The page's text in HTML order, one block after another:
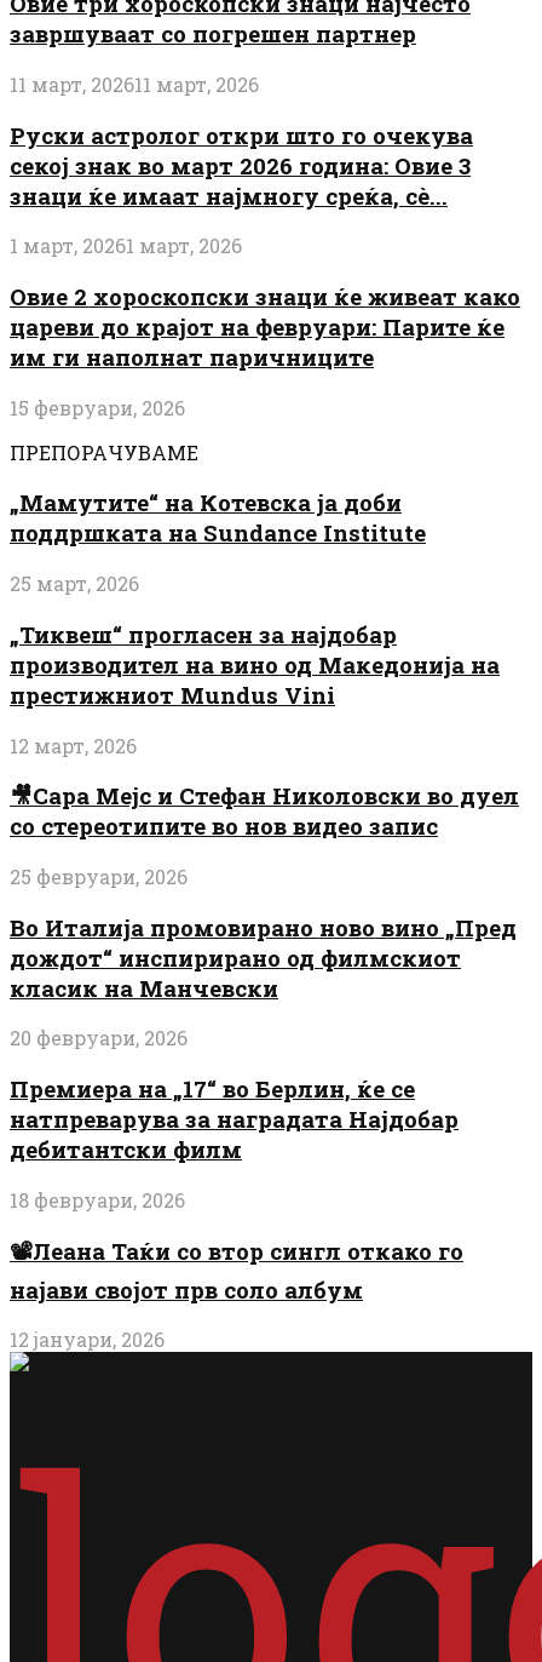
завршуваат со погрешен партнер
11 март, 202611 март, 2026
Руски астролог откри што го очекува
секој знак во март 2026 година: Овие 3
знаци ќе имаат најмногу среќа, сè...
1 март, 20261 март, 2026
Овие 2 хороскопски знаци ќе живеат како
цареви до крајот на февруари: Парите ќе
им ги наполнат паричниците
15 февруари, 2026
ПРЕПОРАЧУВАМЕ
„Мамутите“ на Котевска ја доби
поддршката на Sundance Institute
25 март, 2026
„Тиквеш“ прогласен за најдобар
производител на вино од Македонија на
престижниот Mundus Vini
12 март, 2026
🎥Сара Мејс и Стефан Николовски во дуел
со стереотипите во нов видео запис
25 февруари, 2026
Во Италија промовирано ново вино „Пред
дождот“ инспирирано од филмскиот
класик на Манчевски
20 февруари, 2026
Премиера на „17“ во Берлин, ќе се
натпреварува за наградата Најдобар
дебитантски филм
18 февруари, 2026
📽️Леана Таќи со втор сингл откако го
најави својот прв соло албум
12 јануари, 2026